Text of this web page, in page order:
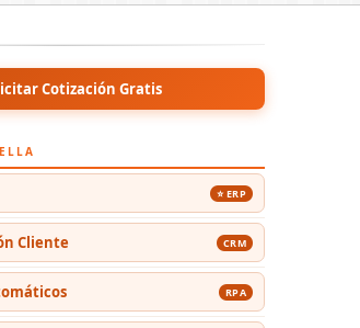
Cotización Gratis
⭐ ERP
Cliente CRM
RPA